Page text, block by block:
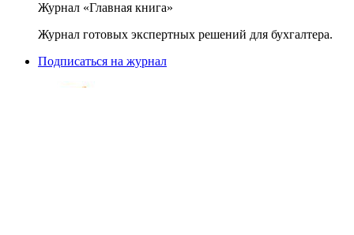
Журнал «Главная книга»
Журнал готовых экспертных решений для бухгалтера.
Подписаться на журнал